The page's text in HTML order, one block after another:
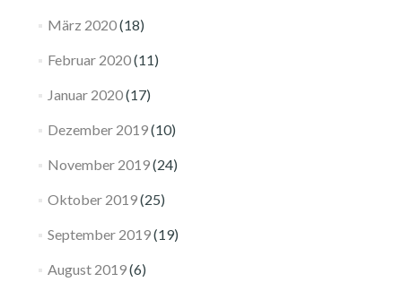
März 2020(18)
Februar 2020(11)
Januar 2020(17)
Dezember 2019(10)
November 2019(24)
Oktober 2019(25)
September 2019(19)
August 2019(6)